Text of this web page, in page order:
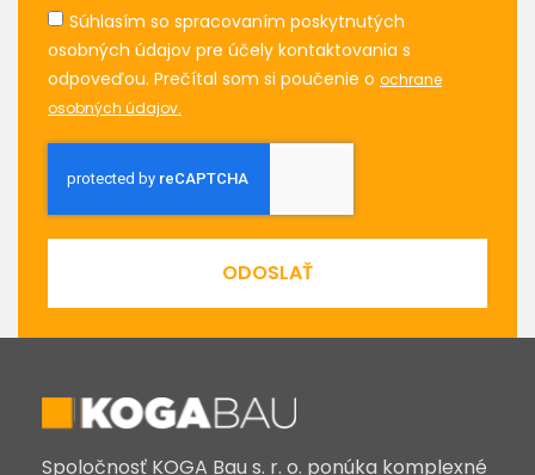
Súhlasím so spracovaním poskytnutých
osobných údajov pre účely kontaktovania s
odpoveďou. Prečítal som si poučenie o ochrane
osobných údajov.
ODOSLAŤ
Spoločnosť KOGA Bau s. r. o. ponúka komplexné